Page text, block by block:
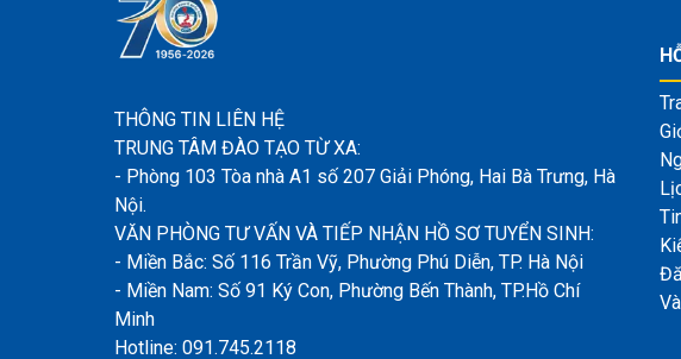
THÔNG TIN LIÊN HỆ
TRUNG TÂM ĐÀO TẠO TỪ XA:
- Phòng 103 Tòa nhà A1 số 207 Giải Phóng, Hai Bà Trưng, Hà
Nội.
VĂN PHÒNG TƯ VẤN VÀ TIẾP NHẬN HỒ SƠ TUYỂN SINH:
- Miền Bắc: Số 116 Trần Vỹ, Phường Phú Diễn, TP. Hà Nội
- Miền Nam: Số 91 Ký Con, Phường Bến Thành, TP.Hồ Chí
Minh
Hotline: 091.745.2118